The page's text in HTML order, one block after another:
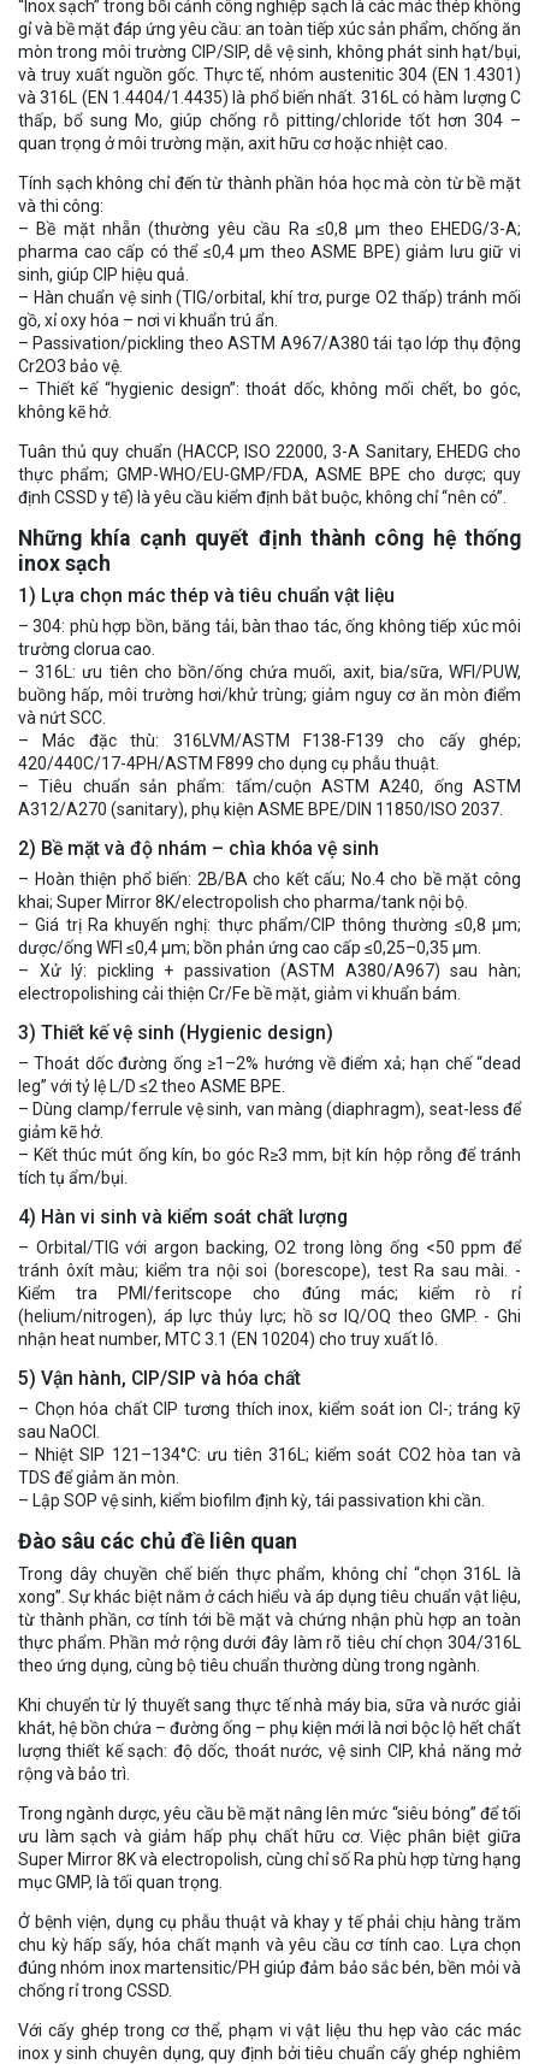
“Inox sạch” trong bối cảnh công nghiệp sạch là các mác thép không
gỉ và bề mặt đáp ứng yêu cầu: an toàn tiếp xúc sản phẩm, chống ăn
mòn trong môi trường CIP/SIP, dễ vệ sinh, không phát sinh hạt/bụi,
và truy xuất nguồn gốc. Thực tế, nhóm austenitic 304 (EN 1.4301)
và 316L (EN 1.4404/1.4435) là phổ biến nhất. 316L có hàm lượng C
thấp, bổ sung Mo, giúp chống rỗ pitting/chloride tốt hơn 304 –
quan trọng ở môi trường mặn, axit hữu cơ hoặc nhiệt cao.
Tính sạch không chỉ đến từ thành phần hóa học mà còn từ bề mặt
và thi công:
– Bề mặt nhẵn (thường yêu cầu Ra ≤0,8 µm theo EHEDG/3-A;
pharma cao cấp có thể ≤0,4 µm theo ASME BPE) giảm lưu giữ vi
sinh, giúp CIP hiệu quả.
– Hàn chuẩn vệ sinh (TIG/orbital, khí trơ, purge O2 thấp) tránh mối
gồ, xỉ oxy hóa – nơi vi khuẩn trú ẩn.
– Passivation/pickling theo ASTM A967/A380 tái tạo lớp thụ động
Cr2O3 bảo vệ.
– Thiết kế “hygienic design”: thoát dốc, không mối chết, bo góc,
không kẽ hở.
Tuân thủ quy chuẩn (HACCP, ISO 22000, 3-A Sanitary, EHEDG cho
thực phẩm; GMP-WHO/EU-GMP/FDA, ASME BPE cho dược; quy
định CSSD y tế) là yêu cầu kiểm định bắt buộc, không chỉ “nên có”.
Những khía cạnh quyết định thành công hệ thống
inox sạch
1) Lựa chọn mác thép và tiêu chuẩn vật liệu
– 304: phù hợp bồn, băng tải, bàn thao tác, ống không tiếp xúc môi
trường clorua cao.
– 316L: ưu tiên cho bồn/ống chứa muối, axit, bia/sữa, WFI/PUW,
buồng hấp, môi trường hơi/khử trùng; giảm nguy cơ ăn mòn điểm
và nứt SCC.
– Mác đặc thù: 316LVM/ASTM F138-F139 cho cấy ghép;
420/440C/17-4PH/ASTM F899 cho dụng cụ phẫu thuật.
– Tiêu chuẩn sản phẩm: tấm/cuộn ASTM A240, ống ASTM
A312/A270 (sanitary), phụ kiện ASME BPE/DIN 11850/ISO 2037.
2) Bề mặt và độ nhám – chìa khóa vệ sinh
– Hoàn thiện phổ biến: 2B/BA cho kết cấu; No.4 cho bề mặt công
khai; Super Mirror 8K/electropolish cho pharma/tank nội bộ.
– Giá trị Ra khuyến nghị: thực phẩm/CIP thông thường ≤0,8 µm;
dược/ống WFI ≤0,4 µm; bồn phản ứng cao cấp ≤0,25–0,35 µm.
– Xử lý: pickling + passivation (ASTM A380/A967) sau hàn;
electropolishing cải thiện Cr/Fe bề mặt, giảm vi khuẩn bám.
3) Thiết kế vệ sinh (Hygienic design)
– Thoát dốc đường ống ≥1–2% hướng về điểm xả; hạn chế “dead
leg” với tỷ lệ L/D ≤2 theo ASME BPE.
– Dùng clamp/ferrule vệ sinh, van màng (diaphragm), seat-less để
giảm kẽ hở.
– Kết thúc mút ống kín, bo góc R≥3 mm, bịt kín hộp rỗng để tránh
tích tụ ẩm/bụi.
4) Hàn vi sinh và kiểm soát chất lượng
– Orbital/TIG với argon backing, O2 trong lòng ống <50 ppm để
tránh ôxít màu; kiểm tra nội soi (borescope), test Ra sau mài. -
Kiểm tra PMI/feritscope cho đúng mác; kiểm rò rỉ
(helium/nitrogen), áp lực thủy lực; hồ sơ IQ/OQ theo GMP. - Ghi
nhận heat number, MTC 3.1 (EN 10204) cho truy xuất lô.
5) Vận hành, CIP/SIP và hóa chất
– Chọn hóa chất CIP tương thích inox, kiểm soát ion Cl-; tráng kỹ
sau NaOCl.
– Nhiệt SIP 121–134°C: ưu tiên 316L; kiểm soát CO2 hòa tan và
TDS để giảm ăn mòn.
– Lập SOP vệ sinh, kiểm biofilm định kỳ, tái passivation khi cần.
Đào sâu các chủ đề liên quan
Trong dây chuyền chế biến thực phẩm, không chỉ “chọn 316L là
xong”. Sự khác biệt nằm ở cách hiểu và áp dụng tiêu chuẩn vật liệu,
từ thành phần, cơ tính tới bề mặt và chứng nhận phù hợp an toàn
thực phẩm. Phần mở rộng dưới đây làm rõ tiêu chí chọn 304/316L
theo ứng dụng, cùng bộ tiêu chuẩn thường dùng trong ngành.
Khi chuyển từ lý thuyết sang thực tế nhà máy bia, sữa và nước giải
khát, hệ bồn chứa – đường ống – phụ kiện mới là nơi bộc lộ hết chất
lượng thiết kế sạch: độ dốc, thoát nước, vệ sinh CIP, khả năng mở
rộng và bảo trì.
Trong ngành dược, yêu cầu bề mặt nâng lên mức “siêu bóng” để tối
ưu làm sạch và giảm hấp phụ chất hữu cơ. Việc phân biệt giữa
Super Mirror 8K và electropolish, cùng chỉ số Ra phù hợp từng hạng
mục GMP, là tối quan trọng.
Ở bệnh viện, dụng cụ phẫu thuật và khay y tế phải chịu hàng trăm
chu kỳ hấp sấy, hóa chất mạnh và yêu cầu cơ tính cao. Lựa chọn
đúng nhóm inox martensitic/PH giúp đảm bảo sắc bén, bền mỏi và
chống rỉ trong CSSD.
Với cấy ghép trong cơ thể, phạm vi vật liệu thu hẹp vào các mác
inox y sinh chuyên dụng, quy định bởi tiêu chuẩn cấy ghép nghiêm